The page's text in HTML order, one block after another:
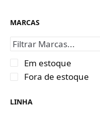
MARCAS
Em estoque
Fora de estoque
LINHA